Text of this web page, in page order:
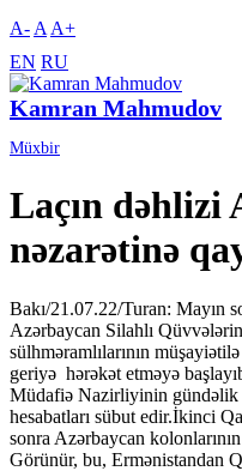
A- A A+
EN RU
Kamran Mahmudov
Müxbir
Laçın dəhlizi
nəzarətinə
Bakı/21.07.22/Turan: Mayın
Azərbaycan Silahlı
sülhməramlılarının
geriyə hərəkət etməyə
Müdafiə Nazirliyinin gündəlik
hesabatları sübut edir.İkinci
sonra Azərbaycan
Görünür, bu, Ermənistandan